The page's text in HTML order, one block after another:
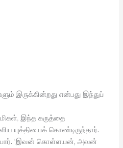
இருக்கின்றது என்பது இந்துப்
இந்த கருத்தை
யுக்தியைக் கொண்டிருந்தார்.
பார். ‘இவன் கொள்ளயன், அவன்